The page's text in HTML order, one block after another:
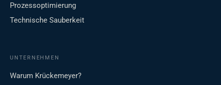
Prozessoptimierung
Technische Sauberkeit
UNTERNEHMEN
Warum Krückemeyer?